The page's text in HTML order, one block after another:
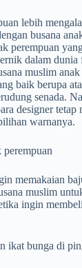
lebih
busana
perempuan
dalam dunia
muslim
baik berupa
senada.
designer tetap
warnanya.
memakaian
muslim
ingin
ikat bunga di